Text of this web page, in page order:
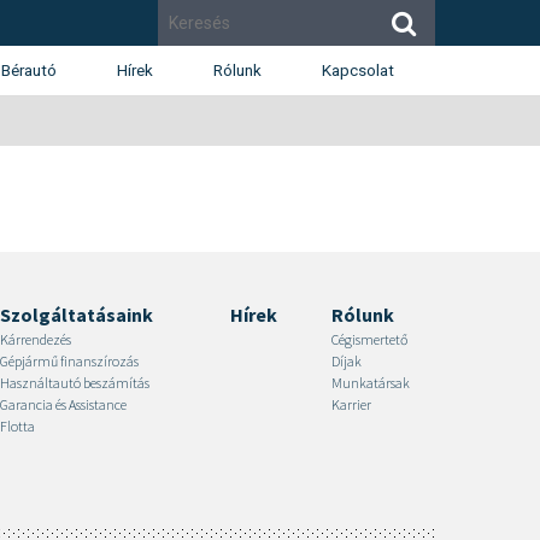
Bérautó Hírek Rólunk Kapcsolat
Szolgáltatásaink
Kárrendezés
Gépjármű finanszírozás
Használtautó beszámítás
Garancia és Assistance
Flotta
Hírek Rólunk
Cégismertető
Díjak
Munkatársak
Karrier